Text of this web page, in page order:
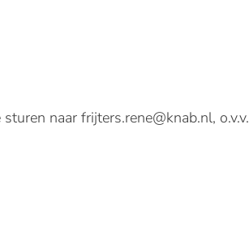
naar frijters.rene@knab.nl, o.v.v.